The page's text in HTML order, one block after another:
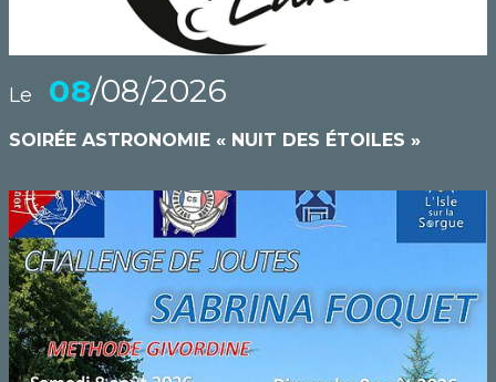
Le 08/08/2026
SOIRÉE ASTRONOMIE « NUIT DES ÉTOILES »